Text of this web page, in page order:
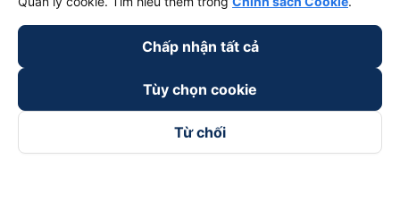
Chấp nhận tất cả
Tùy chọn cookie
Từ chối